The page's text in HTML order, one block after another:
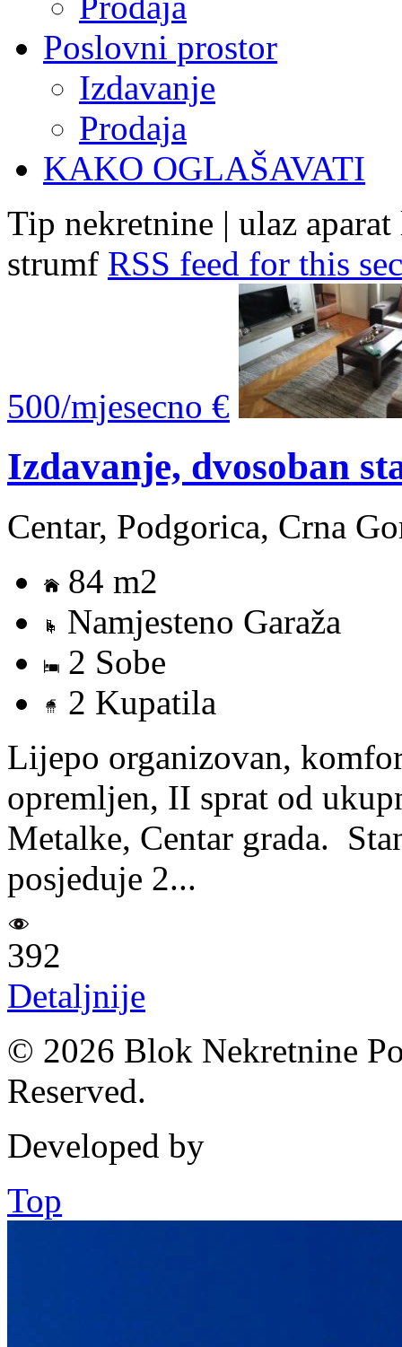
Poslovni prostor
Izdavanje
Prodaja
KAKO OGLAŠAVATI
Tip nekretnine | ulaz
strumf RSS feed for this
500/mjesecno €
Izdavanje, dvosoban
Centar, Podgorica, Crna
84 m2
Namjesteno Garaža
2 Sobe
2 Kupatila
Lijepo organizovan,
opremljen, II sprat od
Metalke, Centar grada.
posjeduje 2...
392
Detaljnije
© 2026 Blok Nekretnine
Reserved.
Developed by
Top